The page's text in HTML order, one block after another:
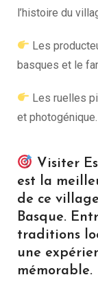
l’histoire du
Les
basques et le
Les ruelles
et photogénique.
Visiter
est la
de ce
Basque.
traditions
une
mémorable.